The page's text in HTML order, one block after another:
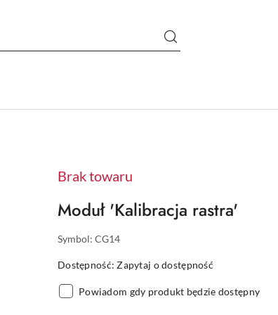
Brak towaru
Moduł 'Kalibracja rastra'
Symbol: CG14
Dostępność:Zapytaj o dostępność
Powiadom gdy produkt będzie dostępny